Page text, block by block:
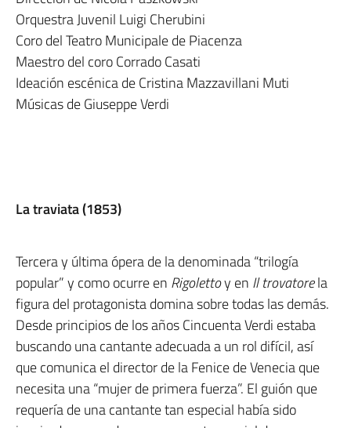
Orquestra Juvenil Luigi Cherubini
Coro del Teatro Municipale de Piacenza
Maestro del coro Corrado Casati
Ideación escénica de Cristina Mazzavillani Muti
Músicas de Giuseppe Verdi
La traviata (1853)
Tercera y última ópera de la denominada “trilogía
popular” y como ocurre en Rigolettoy en Il trovatorela
figura del protagonista domina sobre todas las demás.
Desde principios de los años Cincuenta Verdi estaba
buscando una cantante adecuada a un rol difícil, así
que comunica el director de la Fenice de Venecia que
necesita una “mujer de primera fuerza”. El guión que
requería de una cantante tan especial había sido